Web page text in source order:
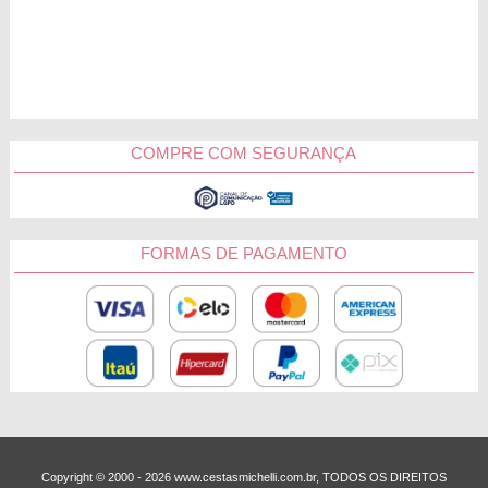
Ponta Por
COMPRE COM SEGURANÇA
FORMAS DE PAGAMENTO
Copyright © 2000 - ­2026 www.cestasmichelli.com.br, TODOS OS DIREITOS